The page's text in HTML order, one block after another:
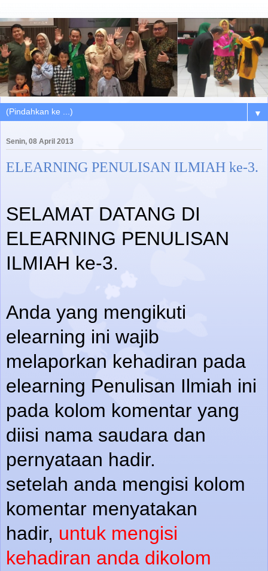
▼
Senin, 08 April 2013
ELEARNING PENULISAN ILMIAH ke-3.
SELAMAT DATANG DI
ELEARNING PENULISAN
ILMIAH ke-3.
Anda yang mengikuti
elearning ini wajib
melaporkan kehadiran pada
elearning Penulisan Ilmiah ini
pada kolom komentar yang
diisi nama saudara dan
pernyataan hadir.
setelah anda mengisi kolom
komentar menyatakan
hadir, untuk mengisi
kehadiran anda dikolom